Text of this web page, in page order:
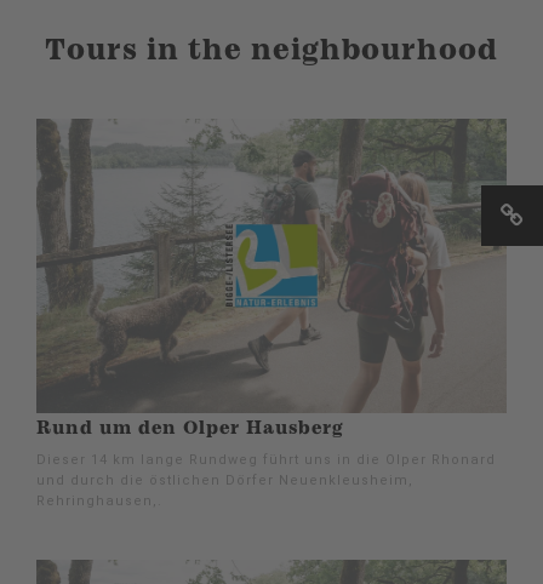
Tours in the neighbourhood
Rund um den Olper Hausberg
Dieser 14 km lange Rundweg führt uns in die Olper Rhonard
und durch die östlichen Dörfer Neuenkleusheim,
Rehringhausen,.